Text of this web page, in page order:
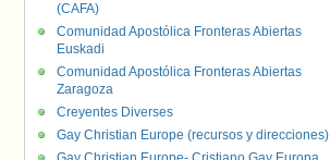
(CAFA)
Comunidad Apostólica Fronteras Abiertas
Euskadi
Comunidad Apostólica Fronteras Abiertas
Zaragoza
Creyentes Diverses
Gay Christian Europe (recursos y direcciones)